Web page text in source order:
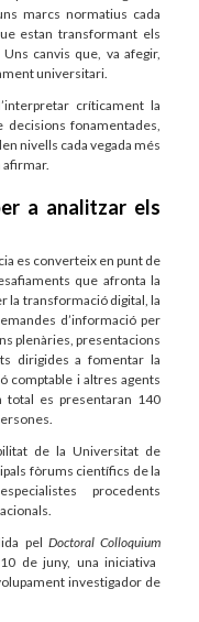
marcs normatius cada
estan transformant els
canvis que, va afegir,
universitari.
críticament la
fonamentades,
nivells cada vegada més
afirmar.
a analitzar els
es converteix en punt de
que afronta la
la transformació digital, la
d’informació per
plenàries, presentacions
dirigides a fomentar la
comptable i altres agents
total es presentaran 140
de la Universitat de
fòrums científics de la
procedents
pel Doctoral Colloquium
de juny, una iniciativa
investigador de